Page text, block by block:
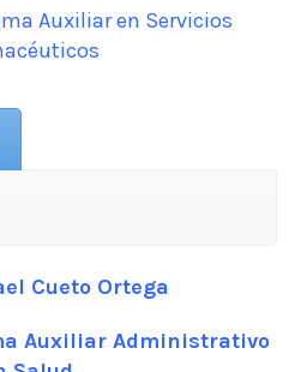
Auxiliar en Servicios
Cueto Ortega
Auxiliar Administrativo